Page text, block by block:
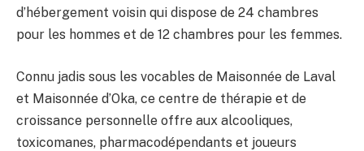
d’hébergement voisin qui dispose de 24 chambres
pour les hommes et de 12 chambres pour les femmes.
Connu jadis sous les vocables de Maisonnée de Laval
et Maisonnée d’Oka, ce centre de thérapie et de
croissance personnelle offre aux alcooliques,
toxicomanes, pharmacodépendants et joueurs